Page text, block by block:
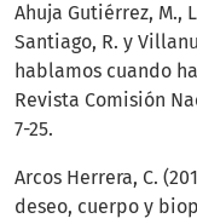
Ahuja Gutiérrez, M.,
Santiago, R. y
hablamos cuando
Revista Comisión
7-25.
Arcos Herrera, C.
deseo, cuerpo y